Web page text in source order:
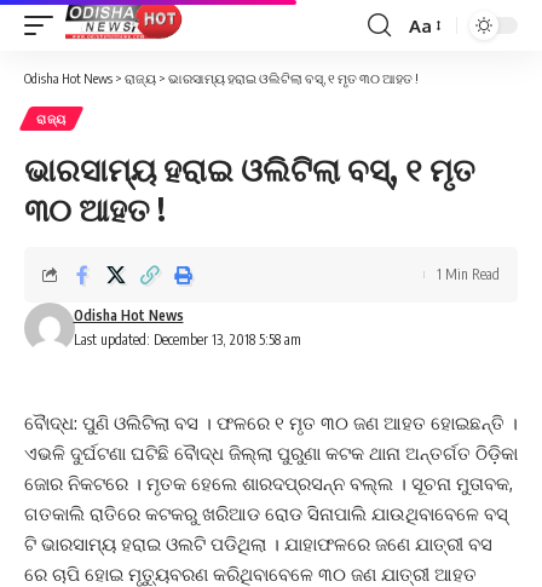
Font
Resizer
Aa
Odisha Hot News > ରାଜ୍ୟ > ଭାରସାମ୍ୟ ହରାଇ ଓଲିଟିଲା ବସ୍, ୧ ମୃତ ୩୦ ଆହତ !
ରାଜ୍ୟ
ଭାରସାମ୍ୟ ହରାଇ ଓଲିଟିଲା ବସ୍, ୧ ମୃତ
୩୦ ଆହତ !
Last updated: December 13, 2018 5:58 am
Odisha Hot News
1 Min Read
ବୈାଦ୍ଧ: ପୁଣି ଓଲିଟିଲା ବସ । ଫଳରେ ୧ ମୃତ ୩୦ ଜଣ ଆହତ ହୋଇଛନ୍ତି ।
ଏଭଳି ଦୁର୍ଘଟଣା ଘଟିଛି ବୈାଦ୍ଧ ଜିଲ୍ଲା ପୁରୁଣା କଟକ ଥାନା ଅନ୍ତର୍ଗତ ଠିଡ଼ିକା
ଜୋର ନିକଟରେ । ମୃତକ ହେଲେ ଶାରଦପ୍ରସନ୍ନ ବଲ୍ଲ । ସୂଚନା ମୁତାବକ,
ଗତକାଲି ରାତିରେ କଟକରୁ ଖରିଆଡ ରୋଡ ସିନାପାଲି ଯାଉଥିବାବେଳେ ବସ୍
ଟି ଭାରସାମ୍ୟ ହରାଇ ଓଲଟି ପଡିଥିଲା । ଯାହାଫଳରେ ଜଣେ ଯାତ୍ରୀ ବସ
ରେ ଚାପି ହୋଇ ମୃତ୍ୟୁବରଣ କରିଥିବାବେଳେ ୩୦ ଜଣ ଯାତ୍ରୀ ଆହତ